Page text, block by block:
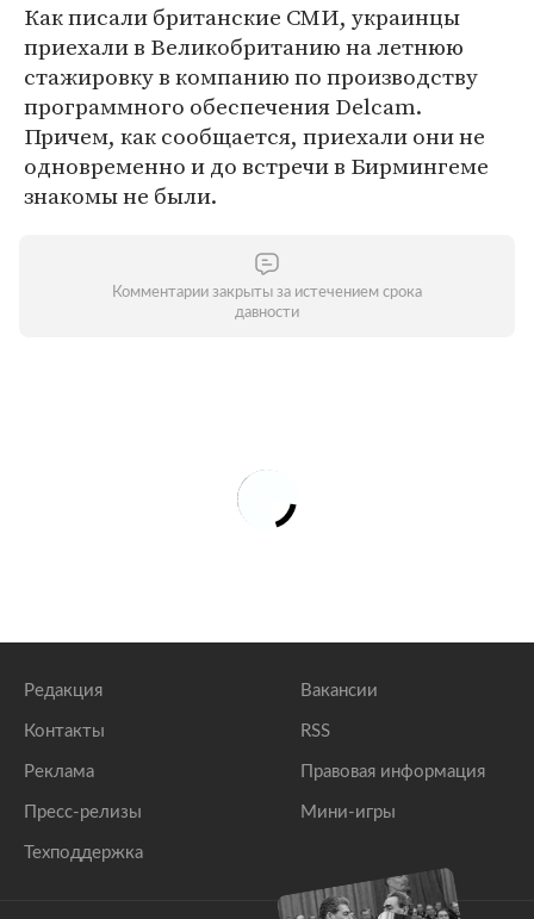
Как писали британские СМИ, украинцы
приехали в Великобританию на летнюю
стажировку в компанию по производству
программного обеспечения Delcam.
Причем, как сообщается, приехали они не
одновременно и до встречи в Бирмингеме
знакомы не были.
Комментарии закрыты за истечением срока
давности
Редакция
Контакты
Реклама
Пресс-релизы
Техподдержка
Вакансии
RSS
Правовая информация
Мини-игры